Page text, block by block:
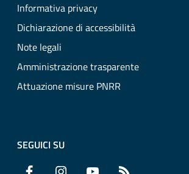
Informativa privacy
Dichiarazione di accessibilità
Note legali
Amministrazione trasparente
Attuazione misure PNRR
SEGUICI SU